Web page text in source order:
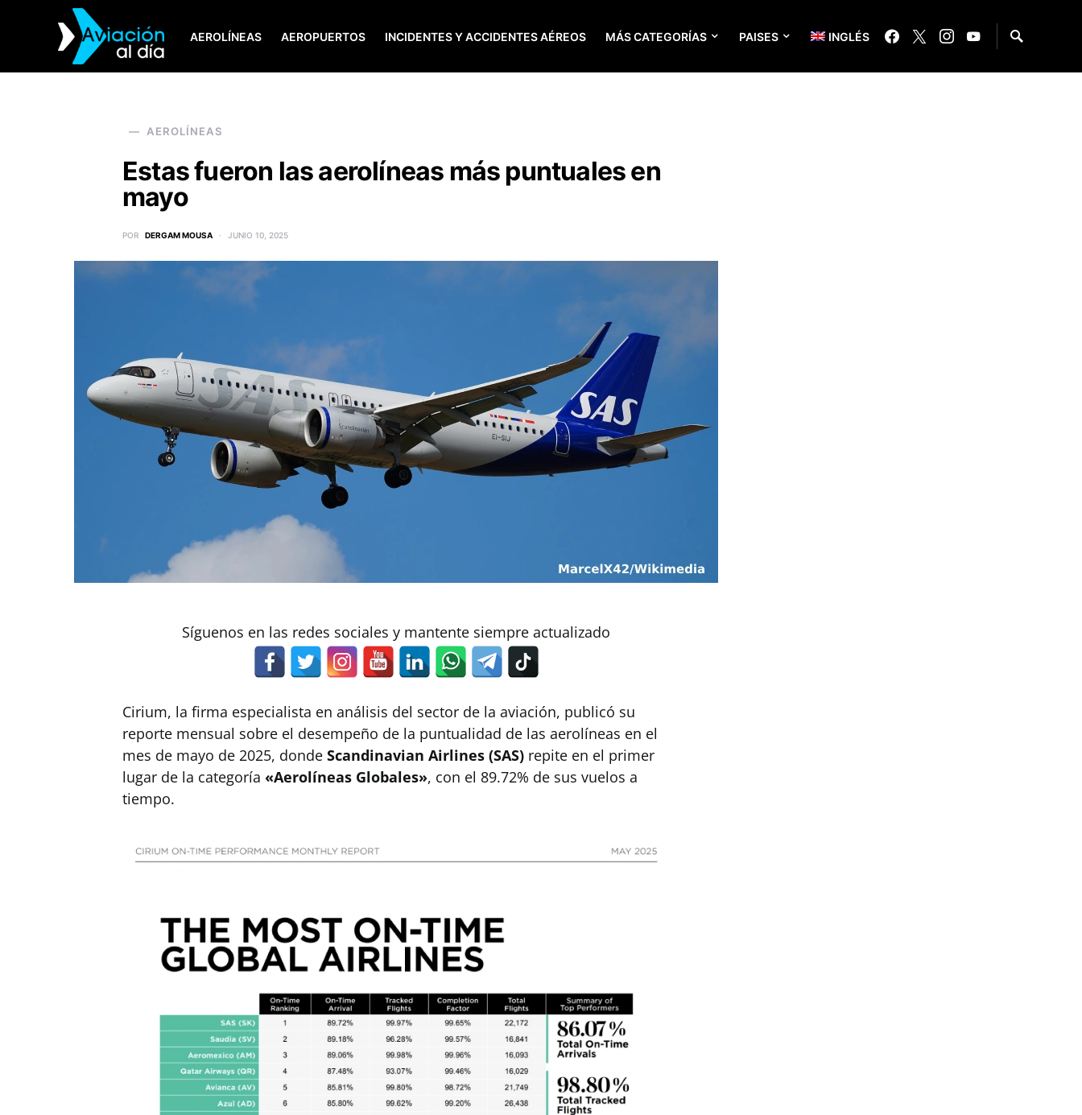
AEROLÍNEAS AEROPUERTOS INCIDENTES Y ACCIDENTES AÉREOS MÁS CATEGORÍAS PAISES INGLÉS
SEARCH FOR:
AEROLÍNEAS
Estas fueron las aerolíneas más puntuales en
mayo
POR DERGAM MOUSA JUNIO 10, 2025
Síguenos en las redes sociales y mantente siempre actualizado
Cirium, la firma especialista en análisis del sector de la aviación, publicó su
reporte mensual sobre el desempeño de la puntualidad de las aerolíneas en el
mes de mayo de 2025, donde Scandinavian Airlines (SAS) repite en el primer
lugar de la categoría «Aerolíneas Globales», con el 89.72% de sus vuelos a
tiempo.